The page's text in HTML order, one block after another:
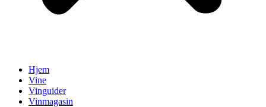
Hjem
Vine
Vinguider
Vinmagasin